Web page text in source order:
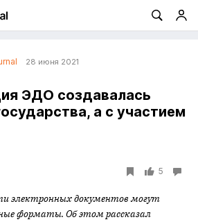
28 июня 2021
ЭДО создавалась
а с участием
5
электронных документов могут
форматы. Об этом рассказал